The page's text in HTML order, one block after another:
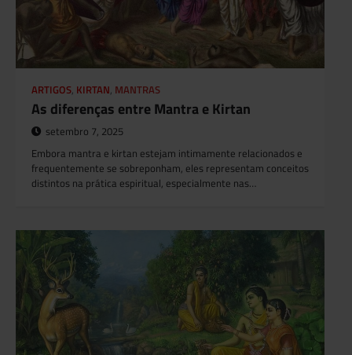
ARTIGOS, KIRTAN, MANTRAS
As diferenças entre Mantra e Kirtan
setembro 7, 2025
Embora mantra e kirtan estejam intimamente relacionados e
frequentemente se sobreponham, eles representam conceitos
distintos na prática espiritual, especialmente nas…